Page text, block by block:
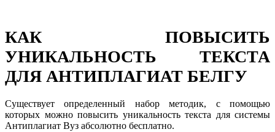
КАК ПОВЫСИТЬ
УНИКАЛЬНОСТЬ ТЕКСТА
ДЛЯ АНТИПЛАГИАТ БЕЛГУ
Существует определенный набор методик, с помощью
которых можно повысить уникальность текста для системы
Антиплагиат Вуз абсолютно бесплатно.